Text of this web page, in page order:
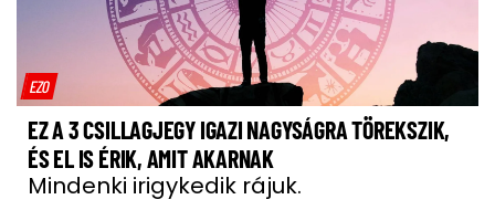
EZO
EZ A 3 CSILLAGJEGY IGAZI NAGYSÁGRA TÖREKSZIK,
ÉS EL IS ÉRIK, AMIT AKARNAK
Mindenki irigykedik rájuk.